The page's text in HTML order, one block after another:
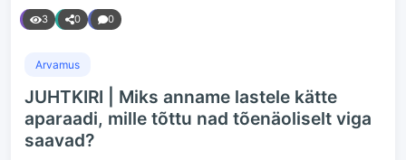
3 0 0
Arvamus
JUHTKIRI | Miks anname lastele kätte
aparaadi, mille tõttu nad tõenäoliselt viga
saavad?